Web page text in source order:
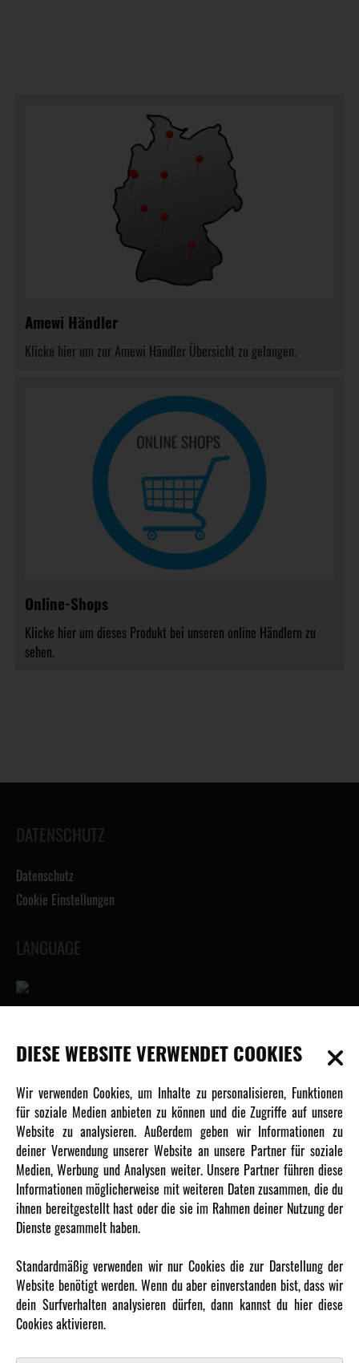
Amewi Händler
Klicke hier um zur Amewi Händler Übersicht zu gelangen.
Online-Shops
Klicke hier um dieses Produkt bei unseren online Händlern zu
sehen.
DATENSCHUTZ
Datenschutz
Cookie Einstellungen
LANGUAGE
INFORMATIONEN
Newsletter
Über uns
Karriere
Amewi Kataloge
MEHR VON AMEWI
Amewi Construction - Nutzfahrzeuge
Malinos - Die kreative Seite von Amewi
Werden Sie Amewi Händler
DIESE WEBSITE VERWENDET COOKIES
Wir verwenden Cookies, um Inhalte zu personalisieren, Funktionen
für soziale Medien anbieten zu können und die Zugriffe auf unsere
Website zu analysieren. Außerdem geben wir Informationen zu
deiner Verwendung unserer Website an unsere Partner für soziale
Medien, Werbung und Analysen weiter. Unsere Partner führen diese
Informationen möglicherweise mit weiteren Daten zusammen, die du
ihnen bereitgestellt hast oder die sie im Rahmen deiner Nutzung der
Dienste gesammelt haben.
Standardmäßig verwenden wir nur Cookies die zur Darstellung der
Website benötigt werden. Wenn du aber einverstanden bist, dass wir
dein Surfverhalten analysieren dürfen, dann kannst du hier diese
Cookies aktivieren.